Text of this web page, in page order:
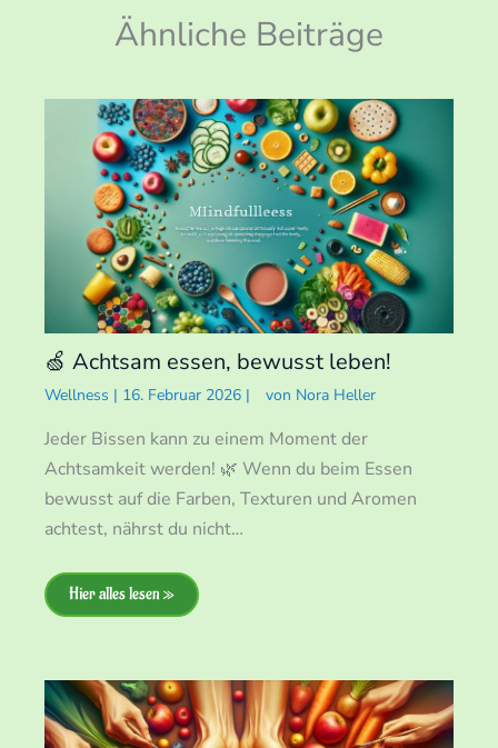
Ähnliche Beiträge
🍏 Achtsam essen, bewusst leben!
Wellness | 16. Februar 2026 | von Nora Heller
Jeder Bissen kann zu einem Moment der
Achtsamkeit werden! 🌿 Wenn du beim Essen
bewusst auf die Farben, Texturen und Aromen
achtest, nährst du nicht…
Hier alles lesen »